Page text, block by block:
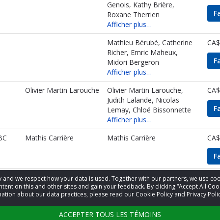
we respect how your data is used. Together with our partners, we use
on this and other sites and gain your feedback. By clicking “Accept All
about our data practices, please read our Cookie Policy and Privacy
ACCEPTER TOUS LES TÉMOINS
Genois, Kathy Brière,
Roxane Therrien
Afficher plus…
Mathieu Bérubé, Catherine
Richer, Emric Maheux,
Midori Bergeron
Afficher plus…
Olivier Martin Larouche
Olivier Martin Larouche,
Judith Lalande, Nicolas
Lemay, Chloé Bissonnette
Afficher plus…
Mathis Carrière Mathis Carrière
1 à 25 sur 424 Précédent 1 2 3 4 5
Suivant